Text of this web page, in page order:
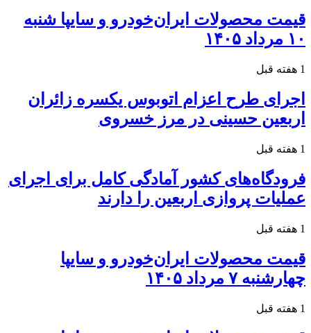
قیمت محصولات ایران‌خودرو و سایپا شنبه
۱۰ مرداد ۱۴۰۵
1 هفته قبل
اجرای طرح اعزام اتوبوس یکسره زائران
اربعین حسینی در مرز خسروی
1 هفته قبل
فرودگاه‌های کشور آمادگی کامل برای اجرای
عملیات پروازی اربعین را دارند
1 هفته قبل
قیمت محصولات ایران‌خودرو و سایپا
چهارشنبه ۷ مرداد ۱۴۰۵
1 هفته قبل